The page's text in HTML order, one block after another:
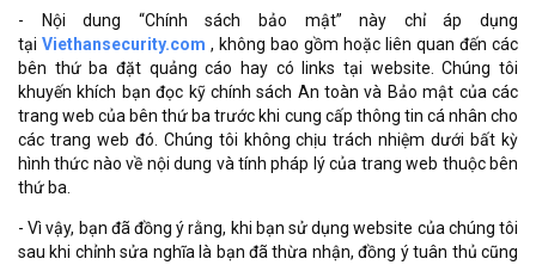
- Nội dung “Chính sách bảo mật” này chỉ áp dụng
tại Viethansecurity.com , không bao gồm hoặc liên quan đến các
bên thứ ba đặt quảng cáo hay có links tại website. Chúng tôi
khuyến khích bạn đọc kỹ chính sách An toàn và Bảo mật của các
trang web của bên thứ ba trước khi cung cấp thông tin cá nhân cho
các trang web đó. Chúng tôi không chịu trách nhiệm dưới bất kỳ
hình thức nào về nội dung và tính pháp lý của trang web thuộc bên
thứ ba.
- Vì vậy, bạn đã đồng ý rằng, khi bạn sử dụng website của chúng tôi
sau khi chỉnh sửa nghĩa là bạn đã thừa nhận, đồng ý tuân thủ cũng